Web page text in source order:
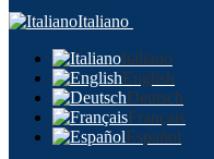
Italiano
Italiano
English
Deutsch
Français
Español